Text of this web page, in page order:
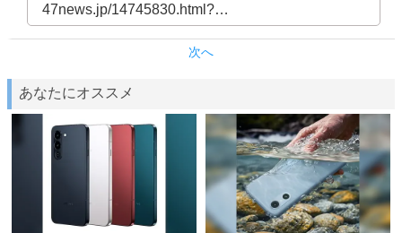
47news.jp/14745830.html?…
次へ
あなたにオススメ